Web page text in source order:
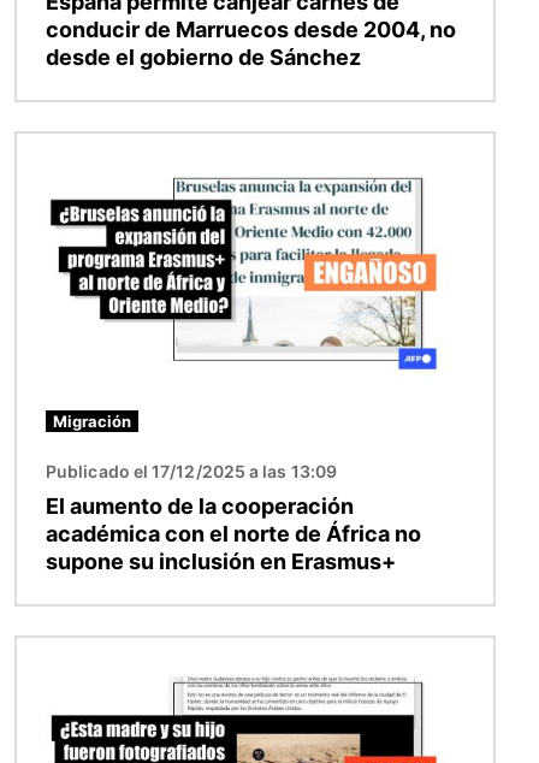
conducir de Marruecos desde 2004, no
desde el gobierno de Sánchez
Migración
Publicado el 17/12/2025 a las 13:09
El aumento de la cooperación
académica con el norte de África no
supone su inclusión en Erasmus+